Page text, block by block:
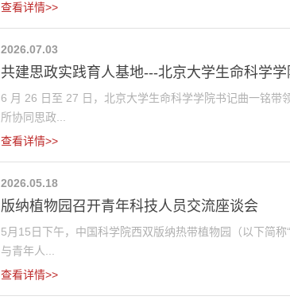
查看详情>>
2026.07.03
共建思政实践育人基地---北京大学生命科学
6 月 26 日至 27 日，北京大学生命科学学院书记曲一铭
所协同思政...
查看详情>>
2026.05.18
版纳植物园召开青年科技人员交流座谈会
5月15日下午，中国科学院西双版纳热带植物园（以下简
与青年人...
查看详情>>